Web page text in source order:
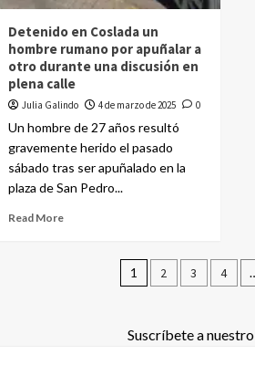
Detenido en Coslada un
hombre rumano por apuñalar a
otro durante una discusión en
plena calle
Julia Galindo 4 de marzo de 2025 0
Un hombre de 27 años resultó
gravemente herido el pasado
sábado tras ser apuñalado en la
plaza de San Pedro...
Read More
1 2 3 4
Suscríbete a